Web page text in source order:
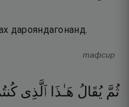
дарояндагонанд.
тафсир
ثُمَّ يُقَالُ هَـٰذَا ٱلَّذِى